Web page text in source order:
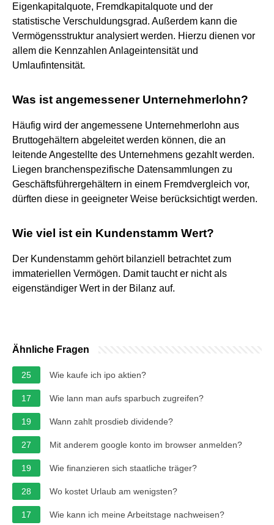
Eigenkapitalquote, Fremdkapitalquote und der
statistische Verschuldungsgrad. Außerdem kann die
Vermögensstruktur analysiert werden. Hierzu dienen vor
allem die Kennzahlen Anlageintensität und
Umlaufintensität.
Was ist angemessener Unternehmerlohn?
Häufig wird der angemessene Unternehmerlohn aus
Bruttogehältern abgeleitet werden können, die an
leitende Angestellte des Unternehmens gezahlt werden.
Liegen branchenspezifische Datensammlungen zu
Geschäftsführergehältern in einem Fremdvergleich vor,
dürften diese in geeigneter Weise berücksichtigt werden.
Wie viel ist ein Kundenstamm Wert?
Der Kundenstamm gehört bilanziell betrachtet zum
immateriellen Vermögen. Damit taucht er nicht als
eigenständiger Wert in der Bilanz auf.
Ähnliche Fragen
25 Wie kaufe ich ipo aktien?
17 Wie lann man aufs sparbuch zugreifen?
19 Wann zahlt prosdieb dividende?
27 Mit anderem google konto im browser anmelden?
19 Wie finanzieren sich staatliche träger?
28 Wo kostet Urlaub am wenigsten?
17 Wie kann ich meine Arbeitstage nachweisen?